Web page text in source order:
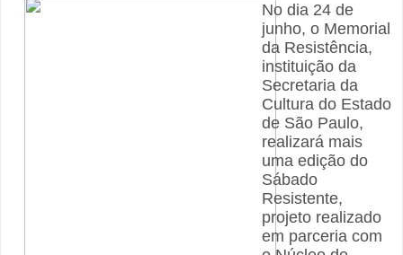
No dia 24 de
junho, o Memorial
da Resistência,
instituição da
Secretaria da
Cultura do Estado
de São Paulo,
realizará mais
uma edição do
Sábado
Resistente,
projeto realizado
em parceria com